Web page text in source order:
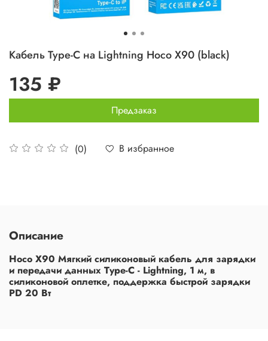
Кабель Type-C на Lightning Hoco X90 (black)
(0) В избранное
135 ₽
Предзаказ
Описание
Hoco X90 Мягкий силиконовый кабель для зарядки
и передачи данных Type-C - Lightning, 1 м, в
силиконовой оплетке, поддержка быстрой зарядки
PD 20 Вт